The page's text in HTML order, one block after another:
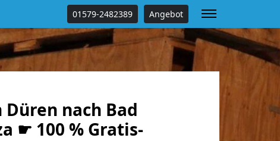
01579-2482389 Angebot
Düren nach Bad
☛ 100 % Gratis-